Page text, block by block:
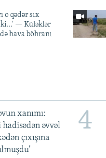
o qədər sıx
— Küləklər
hava böhranı
xanımı:
əvvəl
çıxışına
4